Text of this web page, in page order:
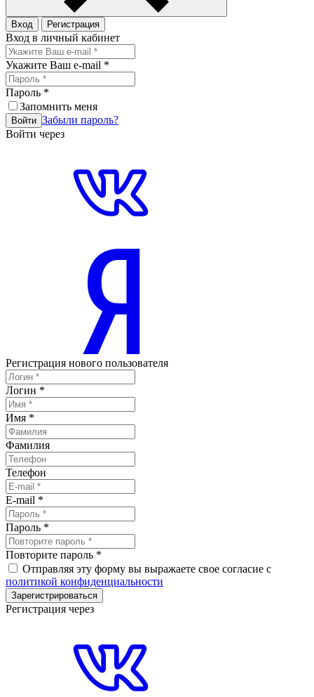
Вход Регистрация
Вход в личный кабинет
Укажите Ваш e-mail *
Пароль *
Запомнить меня
Войти Забыли пароль?
Войти через
Регистрация нового пользователя
Логин *
Имя *
Фамилия
Телефон
E-mail *
Пароль *
Повторите пароль *
Отправляя эту форму вы выражаете свое согласие с
политикой конфиденциальности
Зарегистрироваться
Регистрация через